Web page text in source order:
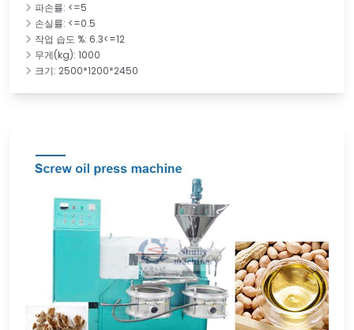
파손률: <=5
손실률: <=0.5
작업 습도 %: 6.3<=12
무게(kg): 1000
크기: 2500*1200*2450